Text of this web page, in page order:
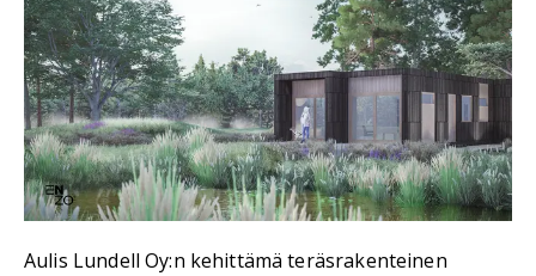
Aulis Lundell Oy:n kehittämä teräsrakenteinen